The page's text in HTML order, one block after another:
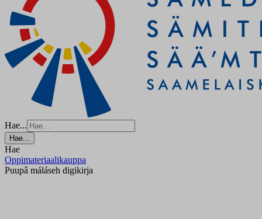
Hae...
Hae...
Hae
Oppimateriaalikauppa
Puupâ máláseh digikirja